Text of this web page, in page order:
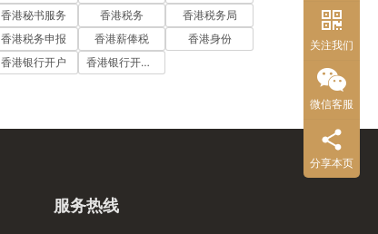
香港秘书服务
香港税务
香港税务局
香港税务申报
香港薪俸税
香港身份
香港银行开户
香港银行开户流程
服务热线
关注我们
微信客服
分享本页